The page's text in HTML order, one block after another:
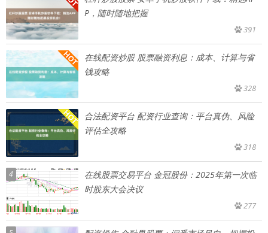
P，随时随地把握
391
在线配资炒股 股票融资利息：成本、计算与省
钱攻略
328
合法配资平台 配资行业查询：平台真伪、风险
评估全攻略
318
4
在线股票交易平台 金冠股份：2025年第一次临
时股东大会决议
277